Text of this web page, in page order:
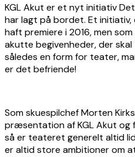
KGL Akut er et nyt initiativ
har lagt på bordet. Et
haft premiere i 2016, men
akutte begivenheder, der
således en form for teater,
er det befriende!
Som skuespilchef Morten
præsentation af KGL Akut og
så er teateret generelt altid
er altid store ambitioner om